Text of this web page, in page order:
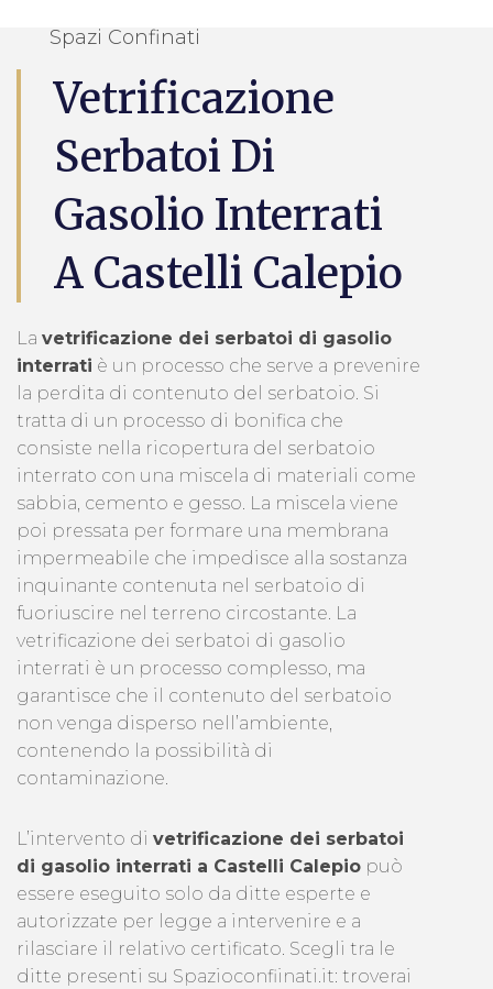
Spazi Confinati
Vetrificazione
Serbatoi Di
Gasolio Interrati
A Castelli Calepio
La vetrificazione dei serbatoi di gasolio
interrati è un processo che serve a prevenire
la perdita di contenuto del serbatoio. Si
tratta di un processo di bonifica che
consiste nella ricopertura del serbatoio
interrato con una miscela di materiali come
sabbia, cemento e gesso. La miscela viene
poi pressata per formare una membrana
impermeabile che impedisce alla sostanza
inquinante contenuta nel serbatoio di
fuoriuscire nel terreno circostante. La
vetrificazione dei serbatoi di gasolio
interrati è un processo complesso, ma
garantisce che il contenuto del serbatoio
non venga disperso nell’ambiente,
contenendo la possibilità di
contaminazione.
L’intervento di vetrificazione dei serbatoi
di gasolio interrati a Castelli Calepio può
essere eseguito solo da ditte esperte e
autorizzate per legge a intervenire e a
rilasciare il relativo certificato. Scegli tra le
ditte presenti su Spazioconfiinati.it: troverai